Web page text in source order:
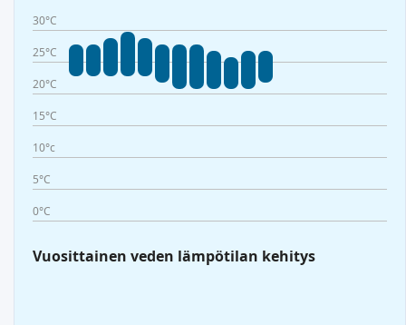
30°C
25°C
20°C
15°C
10°c
5°C
0°C
Vuosittainen veden lämpötilan kehitys